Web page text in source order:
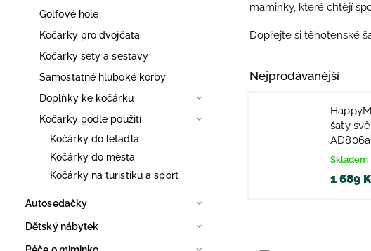
Golfové hole
Kočárky pro dvojčata
Kočárky sety a sestavy
Samostatné hluboké korby
Doplňky ke kočárku
Kočárky podle použití
Kočárky do letadla
Kočárky do města
Kočárky na turistiku a sport
Autosedačky
Dětský nábytek
maminky, které chtějí
Dopřejte si těhotenské
Nejprodávanější
šaty
Skladem
1 689